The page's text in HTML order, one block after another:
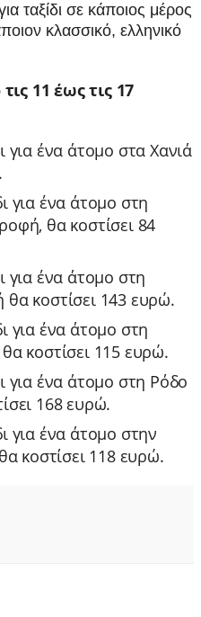
ταξίδι σε κάποιος μέρος
κλασσικό, ελληνικό
11 έως τις 17
για ένα άτομο στα Χανιά
για ένα άτομο στη
θα κοστίσει 84
για ένα άτομο στη
κοστίσει 143 ευρώ.
για ένα άτομο στη
κοστίσει 115 ευρώ.
για ένα άτομο στη Ρόδο
168 ευρώ.
για ένα άτομο στην
κοστίσει 118 ευρώ.